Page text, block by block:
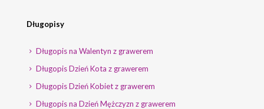
Długopisy
Długopis na Walentyn z grawerem
Długopis Dzień Kota z grawerem
Długopis Dzień Kobiet z grawerem
Długopis na Dzień Mężczyzn z grawerem